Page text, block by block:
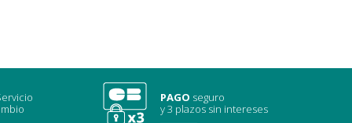
PAGO seguro
y 3 plazos sin intereses